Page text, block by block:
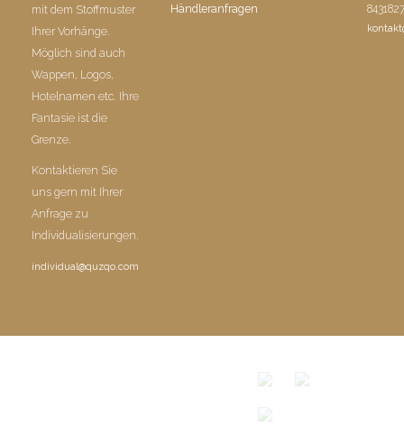
mit dem Stoffmuster
Ihrer Vorhänge.
Möglich sind auch
Wappen, Logos,
Hotelnamen etc. Ihre
Fantasie ist die
Grenze.
Kontaktieren Sie
uns gern mit Ihrer
Anfrage zu
Individualisierungen.
individual@quzqo.com
Händleranfragen